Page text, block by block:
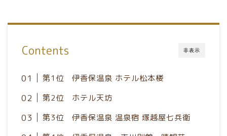
非表示
Contents
第1位 伊香保温泉 ホテル松本楼
第2位 ホテル天坊
第3位 伊香保温泉 温泉宿 塚越屋七兵衛